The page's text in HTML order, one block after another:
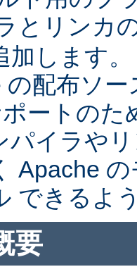
とリンカ
加します
の配布ソ
ートの
パイラや
Apache
できるよ
要